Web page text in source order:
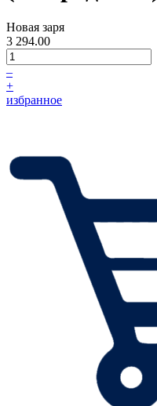
Новая заря
3 294.00
–
+
избранное